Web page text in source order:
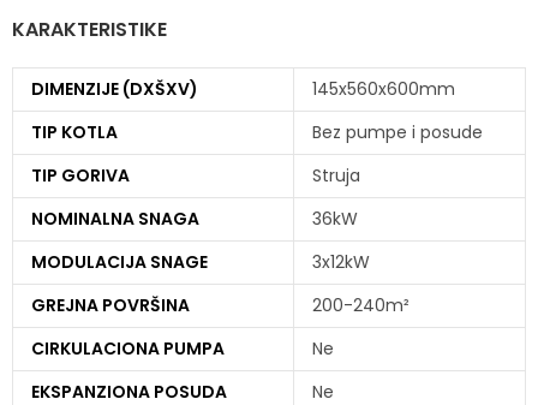
KARAKTERISTIKE
DIMENZIJE (DXŠXV)
145x560x600mm
TIP KOTLA
Bez pumpe i posude
TIP GORIVA
Struja
NOMINALNA SNAGA
36kW
MODULACIJA SNAGE
3x12kW
GREJNA POVRŠINA
200-240m²
CIRKULACIONA PUMPA
Ne
EKSPANZIONA POSUDA
Ne